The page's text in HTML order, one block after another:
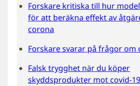
Forskare kritiska till hur
för att beräkna effekt av
corona
Forskare svarar på frågor om
Falsk trygghet när du köper
skyddsprodukter mot covid-